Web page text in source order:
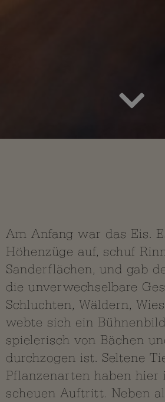
Deinem
Am Anfang war das Eis.
Höhenzüge auf, schuf
Sanderflächen, und gab
die unverwechselbare
Schluchten, Wäldern,
webte sich ein
spielerisch von Bächen
durchzogen ist. Seltene
Pflanzenarten haben hier
scheuen Auftritt. Neben